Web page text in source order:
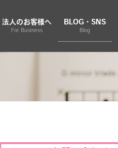
法人のお客様へ
For Business
BLOG・SNS
Blog